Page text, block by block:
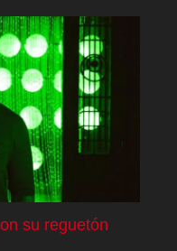
su reguetón